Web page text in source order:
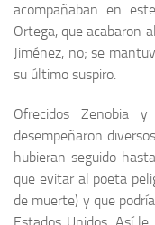
acompañaban en
Ortega, que acabaron
Jiménez, no; se
su último suspiro.
Ofrecidos Zenobia
desempeñaron
hubieran seguido
que evitar al poeta
de muerte) y que